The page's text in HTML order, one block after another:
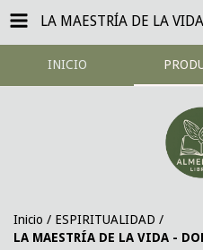
INICIO
Inicio / ESPIRITUALIDAD /
LA MAESTRÍA DE LA VIDA -